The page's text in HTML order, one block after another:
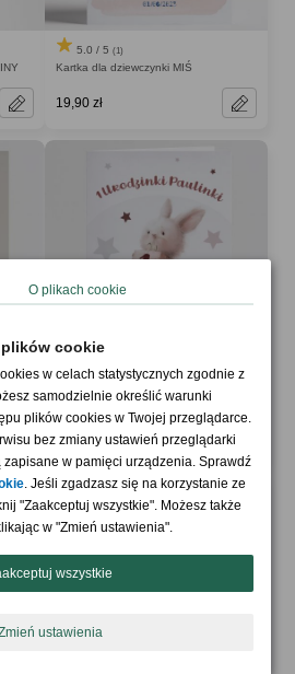
5.0 / 5 (1)
Kartka dla dziewczynki MIŚ
19,90 zł
Z
5.0 / 5 (5)
Kartka na roczek dla dziewczynki
KRÓLICZEK
19,90 zł
O plikach cookie
cookie
w celach statystycznych zgodnie z
samodzielnie określić warunki
plików cookies w Twojej przeglądarce.
bez zmiany ustawień przeglądarki
w pamięci urządzenia. Sprawdź
. Jeśli zgadzasz się na korzystanie ze
"Zaakceptuj wszystkie". Możesz także
w "Zmień ustawienia".
wszystkie
ustawienia